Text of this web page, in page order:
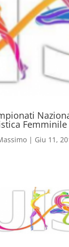
Femminile
| Giu 11,